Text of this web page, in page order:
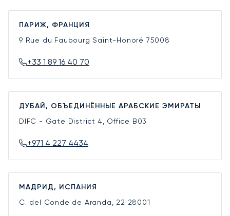
ПАРИЖ, ФРАНЦИЯ
9 Rue du Faubourg Saint-Honoré 75008
+33 1 89 16 40 70
ДУБАЙ, ОБЪЕДИНЁННЫЕ АРАБСКИЕ ЭМИРАТЫ
DIFC - Gate District 4, Office B03
+971 4 227 4434
МАДРИД, ИСПАНИЯ
C. del Conde de Aranda, 22 28001